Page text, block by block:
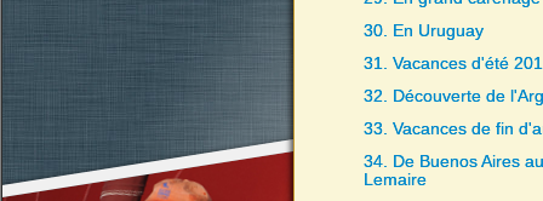
30. En Uruguay
31. Vacances d'été
32. Découverte de
33. Vacances de fin
34. De Buenos Aires
Lemaire